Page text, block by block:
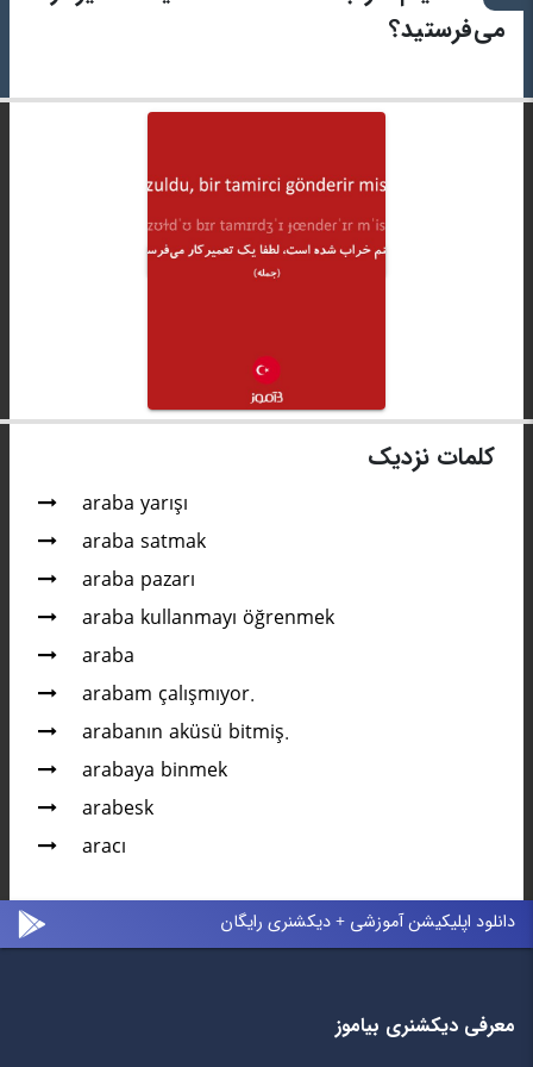
می‌فرستید؟
کلمات نزدیک
araba yarışı
araba satmak
araba pazarı
araba kullanmayı öğrenmek
araba
arabam çalışmıyor.
arabanın aküsü bitmiş.
arabaya binmek
arabesk
aracı
دانلود اپلیکیشن آموزشی + دیکشنری رایگان
معرفی دیکشنری بیاموز